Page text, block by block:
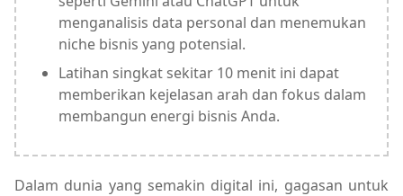
menganalisis data personal dan menemukan
niche bisnis yang potensial.
Latihan singkat sekitar 10 menit ini dapat
memberikan kejelasan arah dan fokus dalam
membangun energi bisnis Anda.
Dalam dunia yang semakin digital ini, gagasan untuk